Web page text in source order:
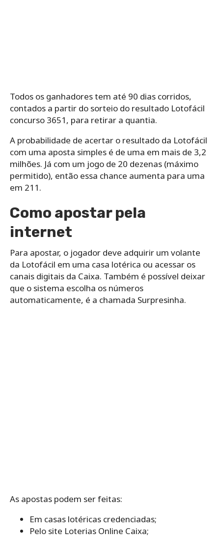
Todos os ganhadores tem até 90 dias corridos,
contados a partir do sorteio do resultado Lotofácil
concurso 3651, para retirar a quantia.
A probabilidade de acertar o resultado da Lotofácil
com uma aposta simples é de uma em mais de 3,2
milhões. Já com um jogo de 20 dezenas (máximo
permitido), então essa chance aumenta para uma
em 211.
Como apostar pela
internet
Para apostar, o jogador deve adquirir um volante
da Lotofácil em uma casa lotérica ou acessar os
canais digitais da Caixa. Também é possível deixar
que o sistema escolha os números
automaticamente, é a chamada Surpresinha.
As apostas podem ser feitas:
Em casas lotéricas credenciadas;
Pelo site Loterias Online Caixa;